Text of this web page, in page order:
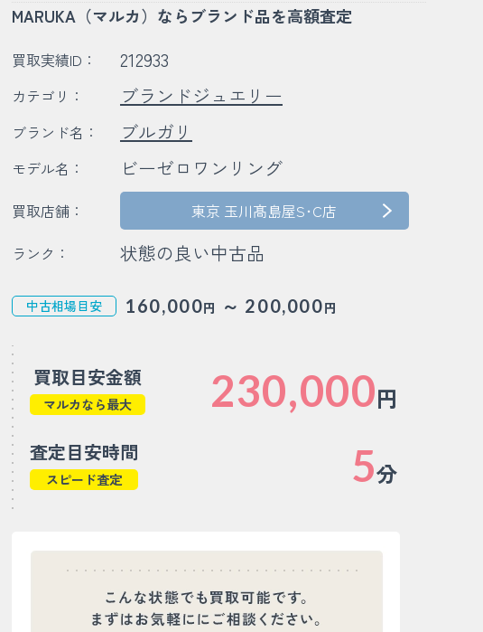
MARUKA（マルカ）ならブランド品を高額査定
買取実績ID： 212933
カテゴリ： ブランドジュエリー
ブランド名： ブルガリ
モデル名： ビーゼロワンリング
買取店舗：
東京 玉川髙島屋S･C店
ランク：
状態の良い中古品
中古相場目安 160,000円 ～ 200,000円
買取目安金額
マルカなら最大 230,000円
査定目安時間
スピード査定 5分